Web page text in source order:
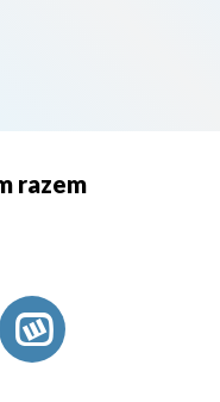
razem